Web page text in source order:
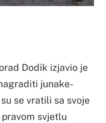
Dodik izjavio je
junake-
se vratili sa svoje
svjetlu